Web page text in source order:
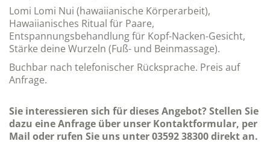
Lomi Lomi Nui (hawaiianische Körperarbeit),
Hawaiianisches Ritual für Paare,
Entspannungsbehandlung für Kopf-Nacken-Gesicht,
Stärke deine Wurzeln (Fuß- und Beinmassage).
Buchbar nach telefonischer Rücksprache. Preis auf
Anfrage.
Sie interessieren sich für dieses Angebot? Stellen Sie
dazu eine Anfrage über unser Kontaktformular, per
Mail oder rufen Sie uns unter 03592 38300 direkt an.